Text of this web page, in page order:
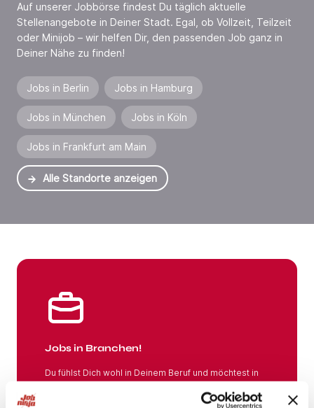
Auf unserer Jobbörse findest Du täglich aktuelle
Stellenangebote in Deiner Stadt. Egal, ob Vollzeit, Teilzeit
oder Minijob – wir helfen Dir, den passenden Job ganz in
Deiner Nähe zu finden!
Jobs in Berlin Jobs in Hamburg
Jobs in München Jobs in Köln
Jobs in Frankfurt am Main
Alle Standorte anzeigen
Jobs in Branchen!
Du fühlst Dich wohl in Deinem Beruf und möchtest in
Jobs in Branchen